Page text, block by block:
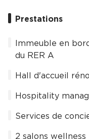
Prestations
Immeuble en
du RER A
Hall d'accueil
Hospitality
Services de
2 salons